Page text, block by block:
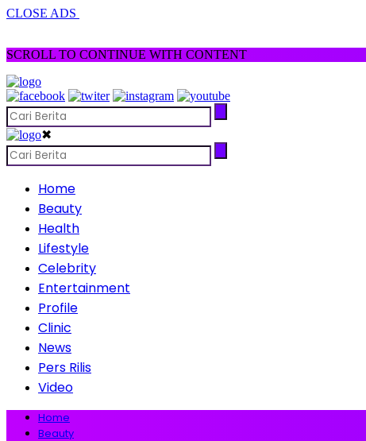
CLOSE ADS
SCROLL TO CONTINUE WITH CONTENT
✖
Home
Beauty
Health
Lifestyle
Celebrity
Entertainment
Profile
Clinic
News
Pers Rilis
Video
Home
Beauty